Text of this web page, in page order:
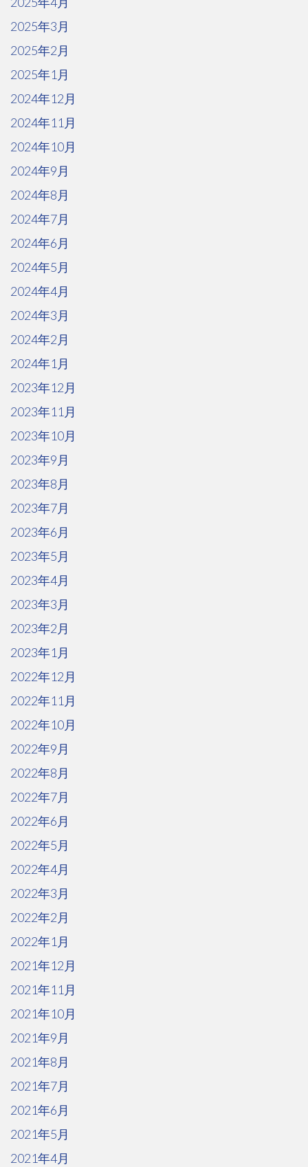
2025年3月
2025年2月
2025年1月
2024年12月
2024年11月
2024年10月
2024年9月
2024年8月
2024年7月
2024年6月
2024年5月
2024年4月
2024年3月
2024年2月
2024年1月
2023年12月
2023年11月
2023年10月
2023年9月
2023年8月
2023年7月
2023年6月
2023年5月
2023年4月
2023年3月
2023年2月
2023年1月
2022年12月
2022年11月
2022年10月
2022年9月
2022年8月
2022年7月
2022年6月
2022年5月
2022年4月
2022年3月
2022年2月
2022年1月
2021年12月
2021年11月
2021年10月
2021年9月
2021年8月
2021年7月
2021年6月
2021年5月
2021年4月